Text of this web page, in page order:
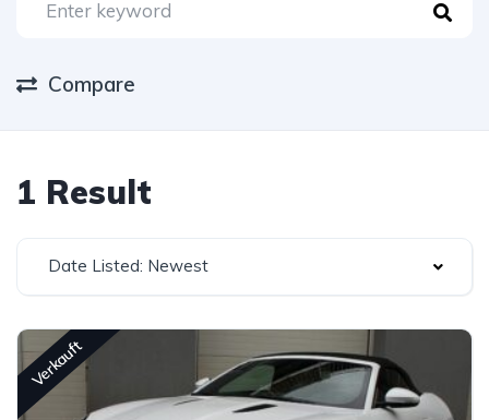
Compare
1 Result
Date Listed: Newest
Verkauft